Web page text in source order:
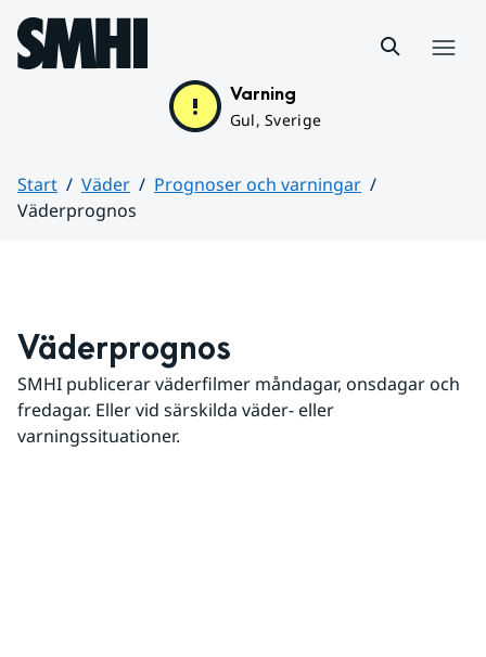
Hoppa till sidans innehåll
Varning
Gul, Sverige
Start Väder
Prognoser och varningar
Väderprognos
Väderprognos
SMHI publicerar väderfilmer måndagar, onsdagar och
fredagar. Eller vid särskilda väder- eller
varningssituationer.